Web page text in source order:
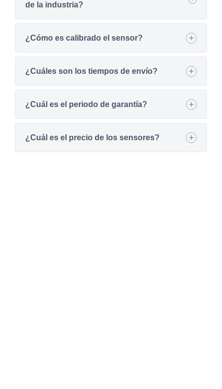
de la industria?
¿Cómo es calibrado el sensor?
¿Cuáles son los tiempos de envío?
¿Cuál es el periodo de garantía?
¿Cuál es el precio de los sensores?